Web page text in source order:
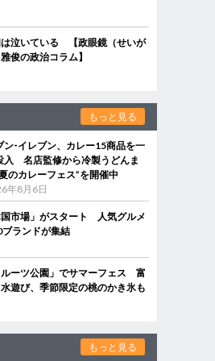
は泣いている 【政眼鏡（せいが
俊の政治コラム】
もっと見る
ン‐イレブン、カレー15商品を一
入 名店監修から冷製うどんま
のカレーフェス”を開催中
年8月6日
市場」がスタート 人気グルメ
ランドが集結
ルーツ公園」でサマーフェス 富
遊び、季節限定の桃のかき氷も
もっと見る